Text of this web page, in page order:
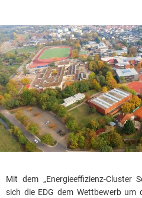
Mit dem „Energieeffizienz-Cluster
sich die EDG dem Wettbewerb um